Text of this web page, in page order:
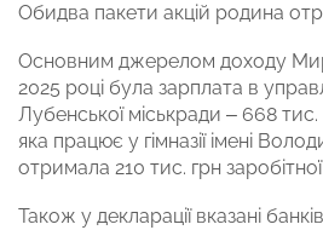
Обидва пакети акцій родина
Основним джерелом доходу
2025 році була зарплата в
Лубенської міськради – 668
яка працює у гімназії імені
отримала 210 тис. грн
Також у декларації вказані